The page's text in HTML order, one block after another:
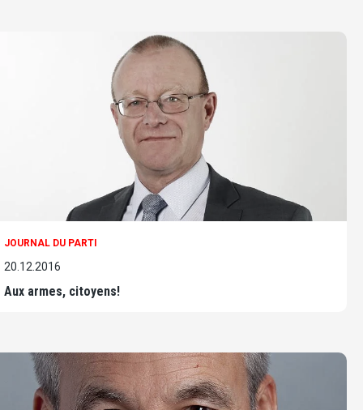
JOURNAL DU PARTI
20.12.2016
Aux armes, citoyens!